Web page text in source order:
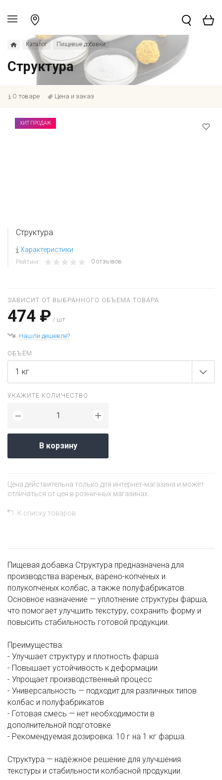
Каталог Пищевые добавки
Структура
О товаре Цена и заказ
ХИТ ПРОДАЖ
Структура
Характеристики
Рейтинг: 0 отзывов
ЗАВИСИТ ОТ ВЫБРАННОГО ОБЪЕМА ТОВАРА
474 ₽ / шт
Нашли дешевле?
ОБЪЁМ
1 кг
УКАЖИТЕ КОЛИЧЕСТВО
− +
В корзину
Цена действительна только для интернет-магазина и может
отличаться от цен в розничных магазинах.
К списку товаров
Пищевая добавка Структура предназначена для
производства вареных, варено-копчёных и
полукопчёных колбас, а также полуфабрикатов.
Основное назначение — уплотнение структуры фарша,
что помогает улучшить текстуру, сохранить форму и
повысить стабильность готовой продукции.
Преимущества:
- Улучшает структуру и плотность фарша
- Повышает устойчивость к деформации
- Упрощает производственный процесс
- Универсальность — подходит для различных типов
колбас и полуфабрикатов
- Готовая смесь — нет необходимости в
дополнительной подготовке
- Рекомендуемая дозировка: 10 г на 1 кг фарша.
Структура — надёжное решение для улучшения
текстуры и стабильности колбасной продукции.